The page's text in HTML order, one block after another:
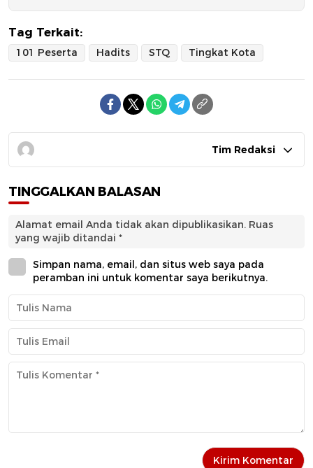
Tag Terkait:
101 Peserta Hadits STQ Tingkat Kota
Tim Redaksi
TINGGALKAN BALASAN
Alamat email Anda tidak akan dipublikasikan. Ruas
yang wajib ditandai *
Simpan nama, email, dan situs web saya pada
peramban ini untuk komentar saya berikutnya.